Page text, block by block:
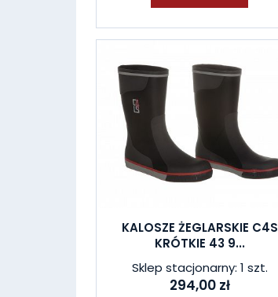
KALOSZE ŻEGLARSKIE C4S
KRÓTKIE 43 9...
Sklep stacjonarny: 1 szt.
294,00 zł